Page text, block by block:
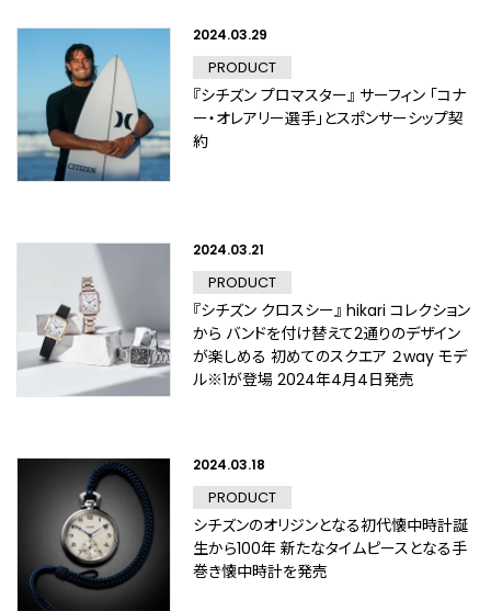
2024.03.29
PRODUCT
『シチズン プロマスター』 サーフィン 「コナ
ー・オレアリー選手」とスポンサーシップ契
約
2024.03.21
PRODUCT
『シチズン クロスシー』 hikari コレクション
から バンドを付け替えて2通りのデザイン
が楽しめる 初めてのスクエア ２way モデ
ル※1が登場 2024年4月4日発売
2024.03.18
PRODUCT
シチズンのオリジンとなる初代懐中時計誕
生から100年 新たなタイムピースとなる手
巻き懐中時計を発売